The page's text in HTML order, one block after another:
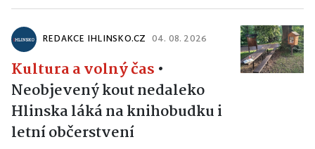
REDAKCE IHLINSKO.CZ 04. 08. 2026
Kultura a volný čas •
Neobjevený kout nedaleko
Hlinska láká na knihobudku i
letní občerstvení